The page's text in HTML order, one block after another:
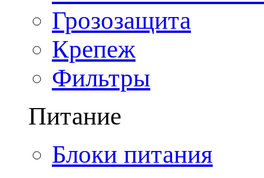
Грозозащита
Крепеж
Фильтры
Питание
Блоки питания